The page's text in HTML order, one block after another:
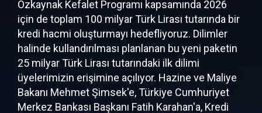
Özkaynak Kefalet Programı kapsamında 2026
için de toplam 100 milyar Türk Lirası tutarında bir
kredi hacmi oluşturmayı hedefliyoruz. Dilimler
halinde kullandırılması planlanan bu yeni paketin
25 milyar Türk Lirası tutarındaki ilk dilimi
üyelerimizin erişimine açılıyor. Hazine ve Maliye
Bakanı Mehmet Şimsek'e, Türkiye Cumhuriyet
Merkez Bankası Başkanı Fatih Karahan'a, Kredi